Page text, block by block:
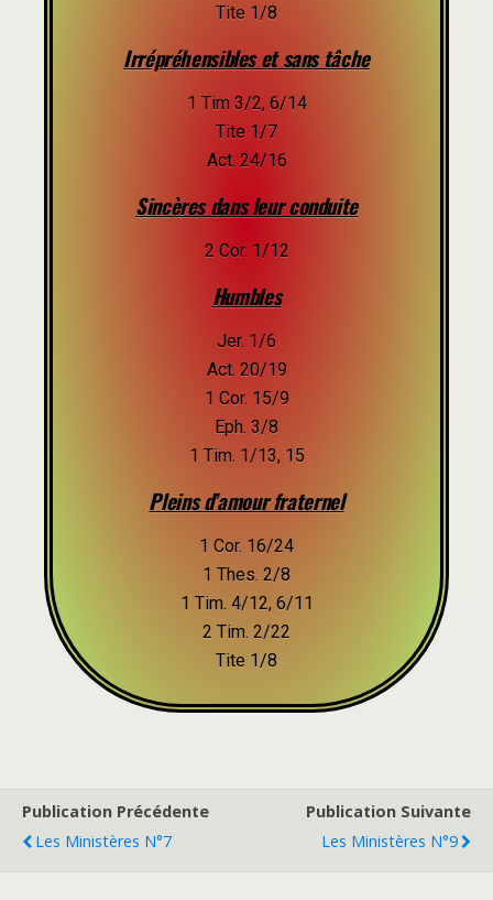
Tite 1/8
Irrépréhensibles et sans tâche
1 Tim 3/2, 6/14
Tite 1/7
Act. 24/16
Sincères dans leur conduite
2 Cor. 1/12
Humbles
Jer. 1/6
Act. 20/19
1 Cor. 15/9
Eph. 3/8
1 Tim. 1/13, 15
Pleins d’amour fraternel
1 Cor. 16/24
1 Thes. 2/8
1 Tim. 4/12, 6/11
2 Tim. 2/22
Tite 1/8
Publication Précédente
Les Ministères N°7
Publication Suivante
Les Ministères N°9